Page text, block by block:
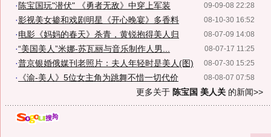
09-09-08 22:28
· 陈宝国玩"潜伏" 《勇者无敌》中穿上军装
08-10-30 16:52
·影视美女掺和戏剧明星《开心晚宴》多香料
08-07-09 14:08
·电影《妈妈的春天》杀青，黄锐抱得美人归
08-07-17 11:25
·“美国美人”米娜-苏瓦丽与音乐制作人男...
08-07-30 15:25
·普京银婚俄媒刊老照片：夫人年轻时是美人(图)
08-08-07 07:58
·
《渝-美人》5位女主角为跳舞不惜一切代价
更多关于 陈宝国 美人关 的新闻>>